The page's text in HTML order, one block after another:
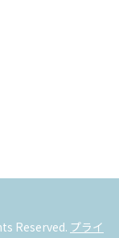
Reserved. プライ